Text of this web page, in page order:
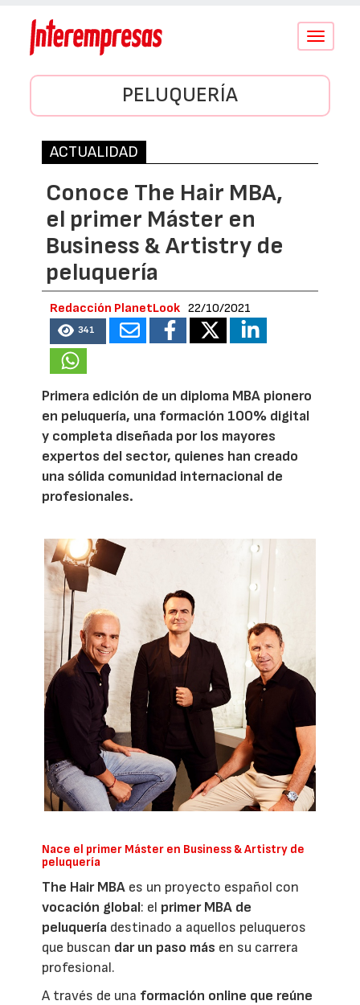
Conmutar
PELUQUERÍA
ACTUALIDAD
Conoce The Hair MBA,
el primer Máster en
Business & Artistry de
peluquería
Redacción PlanetLook 22/10/2021
341
Primera edición de un diploma MBA pionero
en peluquería, una formación 100% digital
y completa diseñada por los mayores
expertos del sector, quienes han creado
una sólida comunidad internacional de
profesionales.
Nace el primer Máster en Business & Artistry de
peluquería
The Hair MBA es un proyecto español con
vocación global: el primer MBA de
peluquería destinado a aquellos peluqueros
que buscan dar un paso más en su carrera
profesional.
A través de una formación online que reúne